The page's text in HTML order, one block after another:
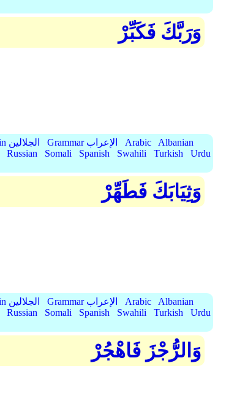
وَرَبَّكَ فَكَبِّرْ
AlJalalain الجلالين Grammar الإعراب Arabic
Albanian
Russian Somali Spanish Swahili Turkish
Urdu
وَثِيَابَكَ فَطَهِّرْ
AlJalalain الجلالين Grammar الإعراب Arabic
Albanian
Russian Somali Spanish Swahili Turkish
Urdu
وَالرُّجْزَ فَاهْجُرْ